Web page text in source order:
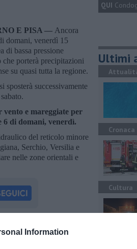
Information
E PISA — Ancora
domani, venerdì 15
di bassa pressione
porterà precipitazioni
su quasi tutta la regione.
sposterà successivamente
vento e mareggiate per
6 di domani, venerdì.
del reticolo minore
Serchio, Versilia e
nelle zone orientali e
ELBA.Arriva
QUI
Ultimi
Cronaca
Cultura